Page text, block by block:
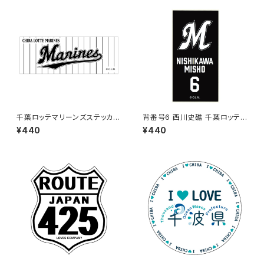
千葉ロッテマリーンズステッカー
9
¥440
背番号6 西川史礁 千葉ロッテマ
リーンズ 選手ステッカー（ブラッ
クB)
¥440